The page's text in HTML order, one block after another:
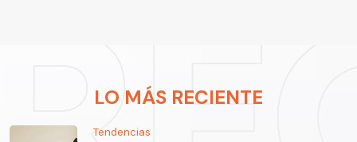
LO MÁS RECIENTE
Tendencias